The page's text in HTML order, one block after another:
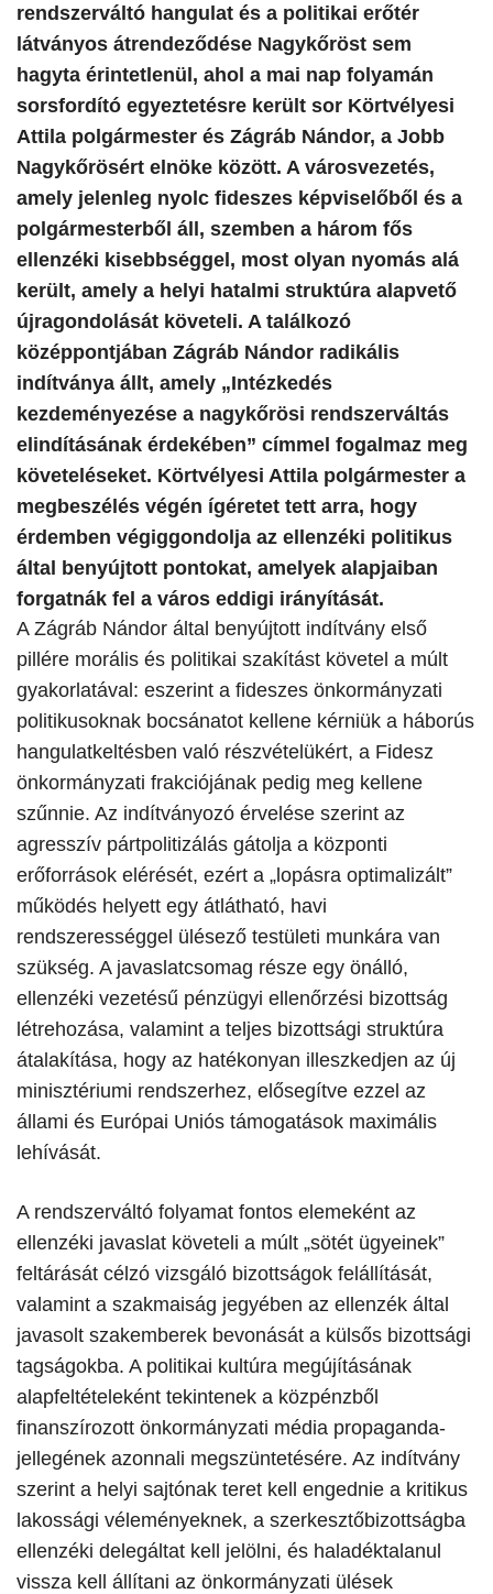
rendszerváltó hangulat és a politikai erőtér
látványos átrendeződése Nagykőröst sem
hagyta érintetlenül, ahol a mai nap folyamán
sorsfordító egyeztetésre került sor Körtvélyesi
Attila polgármester és Zágráb Nándor, a Jobb
Nagykőrösért elnöke között. A városvezetés,
amely jelenleg nyolc fideszes képviselőből és a
polgármesterből áll, szemben a három fős
ellenzéki kisebbséggel, most olyan nyomás alá
került, amely a helyi hatalmi struktúra alapvető
újragondolását követeli. A találkozó
középpontjában Zágráb Nándor radikális
indítványa állt, amely „Intézkedés
kezdeményezése a nagykőrösi rendszerváltás
elindításának érdekében” címmel fogalmaz meg
követeléseket. Körtvélyesi Attila polgármester a
megbeszélés végén ígéretet tett arra, hogy
érdemben végiggondolja az ellenzéki politikus
által benyújtott pontokat, amelyek alapjaiban
forgatnák fel a város eddigi irányítását.
A Zágráb Nándor által benyújtott indítvány első
pillére morális és politikai szakítást követel a múlt
gyakorlatával: eszerint a fideszes önkormányzati
politikusoknak bocsánatot kellene kérniük a háborús
hangulatkeltésben való részvételükért, a Fidesz
önkormányzati frakciójának pedig meg kellene
szűnnie. Az indítványozó érvelése szerint az
agresszív pártpolitizálás gátolja a központi
erőforrások elérését, ezért a „lopásra optimalizált”
működés helyett egy átlátható, havi
rendszerességgel ülésező testületi munkára van
szükség. A javaslatcsomag része egy önálló,
ellenzéki vezetésű pénzügyi ellenőrzési bizottság
létrehozása, valamint a teljes bizottsági struktúra
átalakítása, hogy az hatékonyan illeszkedjen az új
minisztériumi rendszerhez, elősegítve ezzel az
állami és Európai Uniós támogatások maximális
lehívását.
​A rendszerváltó folyamat fontos elemeként az
ellenzéki javaslat követeli a múlt „sötét ügyeinek”
feltárását célzó vizsgáló bizottságok felállítását,
valamint a szakmaiság jegyében az ellenzék által
javasolt szakemberek bevonását a külsős bizottsági
tagságokba. A politikai kultúra megújításának
alapfeltételeként tekintenek a közpénzből
finanszírozott önkormányzati média propaganda-
jellegének azonnali megszüntetésére. Az indítvány
szerint a helyi sajtónak teret kell engednie a kritikus
lakossági véleményeknek, a szerkesztőbizottságba
ellenzéki delegáltat kell jelölni, és haladéktalanul
vissza kell állítani az önkormányzati ülések